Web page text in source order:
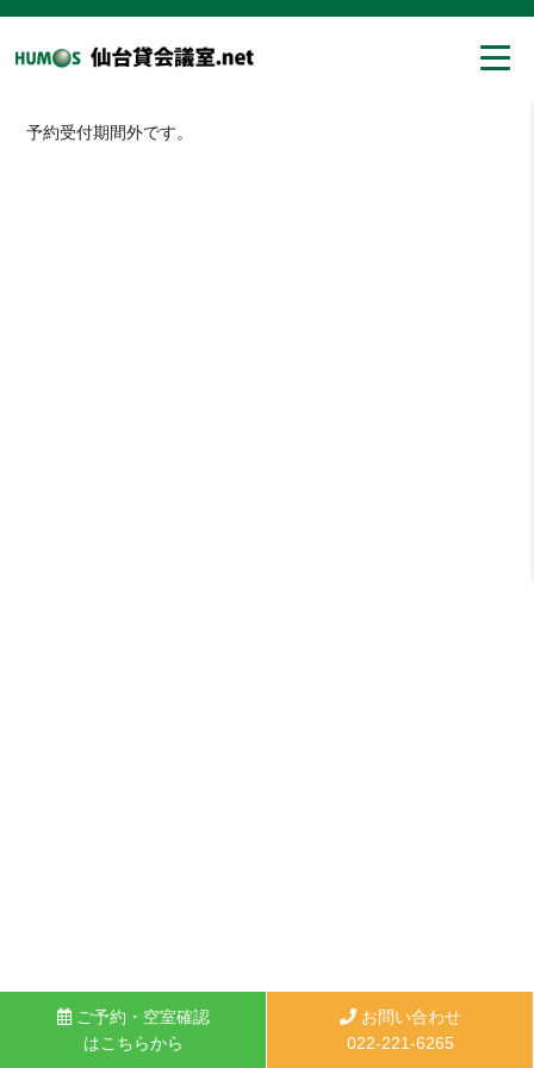
ご予約・空室確認
はこちらから
お問い合わせ
022-221-6265
予約受付期間外です。